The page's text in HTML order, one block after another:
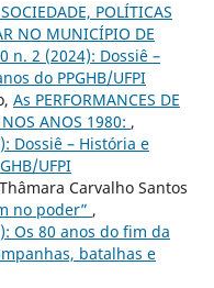
POLÍTICAS
NO MUNICÍPIO DE
n. 2 (2024): Dossiê –
do PPGHB/UFPI
As PERFORMANCES DE
ANOS 1980: ,
Dossiê – História e
UFPI
Carvalho Santos
no poder” ,
Os 80 anos do fim da
batalhas e